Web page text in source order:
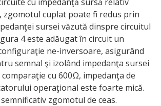
zgomotul cuplat poate fi redus prin
sursei văzută dinspre circuitul
4 este adăugat în circuit un
ne-inversoare, asigurând
semnal şi izolând impedanţa sursei
cu 600Ω, impedanţa de
operaţional este foarte mică.
zgomotul de ceas.